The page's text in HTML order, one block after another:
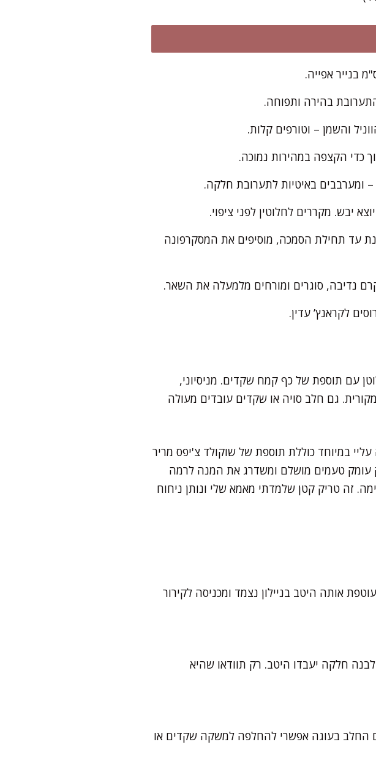
והשמן – וטורפים קלות.
כדי הקצפה במהירות נמוכה.
באיטיות לתערובת חלקה.
עד תחילת הסמכה, מוסיפים את המסקרפונה
נדיבה, סוגרים ומורחים מלמעלה את השאר.
לקראנץ’ עדין.
עם תוספת של כף קמח שקדים. מניסיוני,
גם חלב סויה או שקדים עובדים מעולה
במיוחד כוללת תוספת של שוקולד צ'יפס מריר
עומק טעמים מושלם ומשדרג את המנה לרמה
זה טריק קטן שלמדתי מאמא שלי ונותן ניחוח
אותה היטב בניילון נצמד ומכניסה לקירור
גבינת שמנת 25% או אפילו גבינה לבנה חלקה יעבדו היטב. רק תוודאו שהיא
החלב בעוגה אפשרי להחלפה למשקה שקדים או